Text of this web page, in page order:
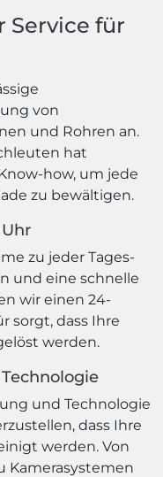
Service für
von
und Rohren an.
hat
how, um jede
zu bewältigen.
zu jeder Tages-
und eine schnelle
wir einen 24-
sorgt, dass Ihre
werden.
und Technologie
dass Ihre
werden. Von
Kamerasystemen